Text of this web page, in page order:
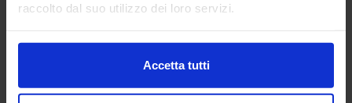
raccolto dal suo utilizzo dei loro servizi.
Accetta tutti
Speakers
News